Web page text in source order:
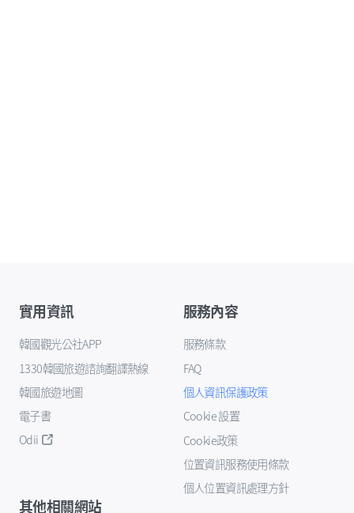
實用資訊
韓國觀光公社APP
1330韓國旅遊諮詢翻譯熱線
韓國旅遊地圖
電子書
Odii
服務內容
服務條款
FAQ
個人資訊保護政策
Cookie 設置
Cookie政策
位置資訊服務使用條款
個人位置資訊處理方針
其他相關網站